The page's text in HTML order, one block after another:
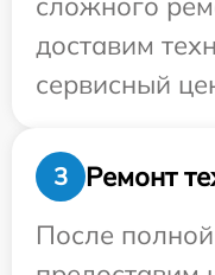
доставим
сервисный
3
Ремонт
После